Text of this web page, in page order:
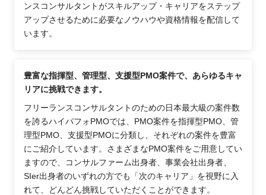
ンスコンサルタントがスキルアップ・キャリアをステップ
アップさせるために必要なノウハウや資格情報を配信して
います。
豊富な指揮型、管理型、支援型PMO案件で、あらゆるキャ
リアに挑戦できます。
フリーランスコンサルタントのための日本最大級の案件数
を誇るハイパフォPMOでは、PMO案件を指揮型PMO、管
理型PMO、支援型PMOに分類し、それぞれの案件を豊富
にご紹介しています。さまざまなPMO案件をご用意してい
ますので、コンサルファーム出身者、事業会社出身者、
SIer出身者のいずれの方でも「次のキャリア」を視野に入
れて、どんどん挑戦していただくことができます。